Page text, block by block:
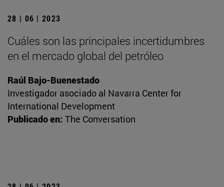
28 | 06 | 2023
Cuáles son las principales incertidumbres
en el mercado global del petróleo
Raúl Bajo-Buenestado
Investigador asociado al Navarra Center for
International Development
Publicado en: The Conversation